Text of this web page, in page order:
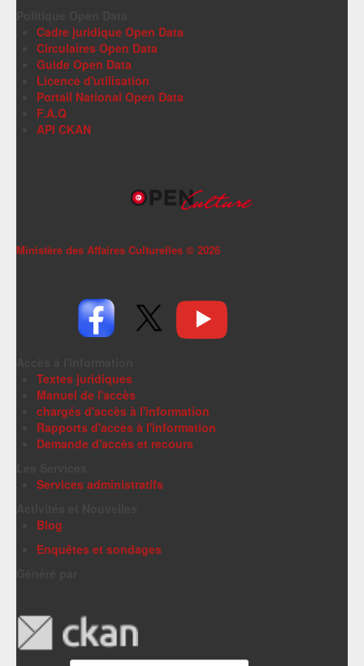
Cadre juridique Open Data
Circulaires Open Data
Guide Open Data
Licence d'utilisation
Portail National Open Data
F.A.Q
API CKAN
Ministère des Affaires Culturelles © 2026
Textes juridiques
Manuel de l'accès
chargés d'accès à l'information
Rapports d'accès à l'information
Demande d'accès et recours
Services administratifs
Blog
Enquêtes et sondages